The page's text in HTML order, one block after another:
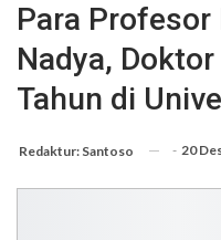
Para Profesor
Nadya,
Tahun di
Redaktur: Santoso - 20